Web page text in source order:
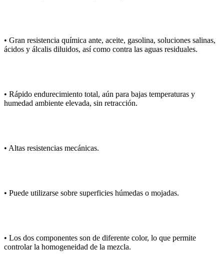
• Gran resistencia química ante, aceite, gasolina, soluciones salinas,
ácidos y álcalis diluidos, así como contra las aguas residuales.
• Rápido endurecimiento total, aún para bajas temperaturas y
humedad ambiente elevada, sin retracción.
• Altas resistencias mecánicas.
• Puede utilizarse sobre superficies húmedas o mojadas.
• Los dos componentes son de diferente color, lo que permite
controlar la homogeneidad de la mezcla.